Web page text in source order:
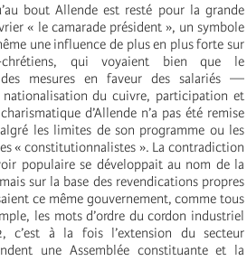
bout Allende est resté pour la grande
« le camarade président », un symbole
une influence de plus en plus forte sur
chrétiens, qui voyaient bien que le
mesures en faveur des salariés —
nationalisation du cuivre, participation et
d’Allende n’a pas été remise
les limites de son programme ou les
« constitutionnalistes ». La contradiction
populaire se développait au nom de la
sur la base des revendications propres
ce même gouvernement, comme tous
les mots d’ordre du cordon industriel
c’est à la fois l’extension du secteur
une Assemblée constituante et la